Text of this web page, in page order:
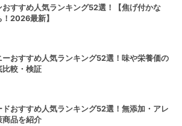
おすすめ人気ランキング52選！【焦げ付かな
2026最新】
ーおすすめ人気ランキング52選！味や栄養価の
比較・検証
ドおすすめ人気ランキング52選！無添加・アレ
商品を紹介